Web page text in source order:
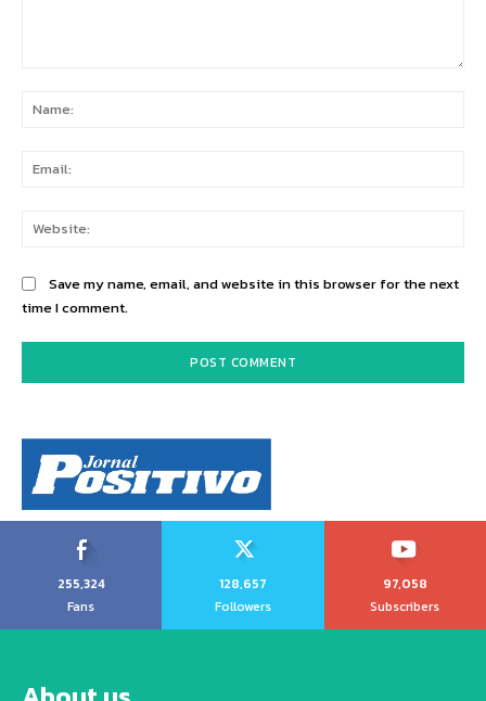
Save my name, email, and website in this browser for the next
time I comment.
255,324
Fans
128,657
Followers
97,058
Subscribers